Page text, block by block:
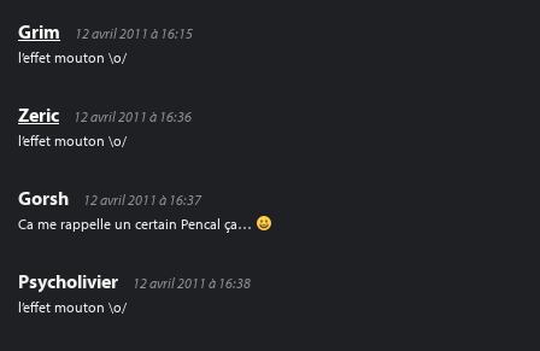
Grim
12 avril 2011 à 16:15
l’effet mouton \o/
Zeric
12 avril 2011 à 16:36
l’effet mouton \o/
Gorsh
12 avril 2011 à 16:37
Ca me rappelle un certain Pencal ça…
Psycholivier
12 avril 2011 à 16:38
l’effet mouton \o/